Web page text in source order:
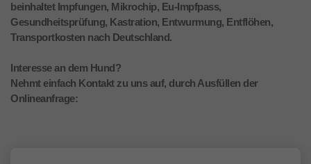
beinhaltet Impfungen, Mikrochip, Eu-Impfpass,
Gesundheitsprüfung, Kastration, Entwurmung, Entflöhen,
Transportkosten nach Deutschland.
Interesse an dem Hund?
Nehmt einfach Kontakt zu uns auf, durch Ausfüllen der
Onlineanfrage: